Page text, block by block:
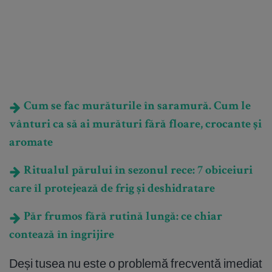
Cum se fac murăturile în saramură. Cum le
vânturi ca să ai murături fără floare, crocante și
aromate
Ritualul părului în sezonul rece: 7 obiceiuri
care îl protejează de frig și deshidratare
Păr frumos fără rutină lungă: ce chiar
contează în îngrijire
Deși tusea nu este o problemă frecventă imediat